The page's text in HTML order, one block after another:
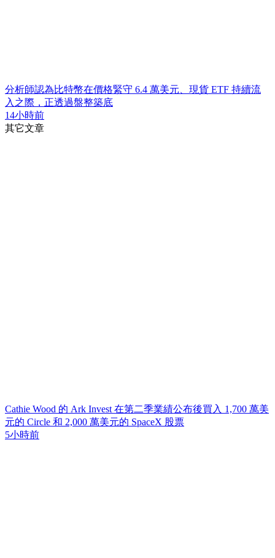
分析師認為比特幣在價格緊守 6.4 萬美元、現貨 ETF 持續流
入之際，正透過盤整築底
14小時前
其它文章
Cathie Wood 的 Ark Invest 在第二季業績公布後買入 1,700 萬美
元的 Circle 和 2,000 萬美元的 SpaceX 股票
5小時前